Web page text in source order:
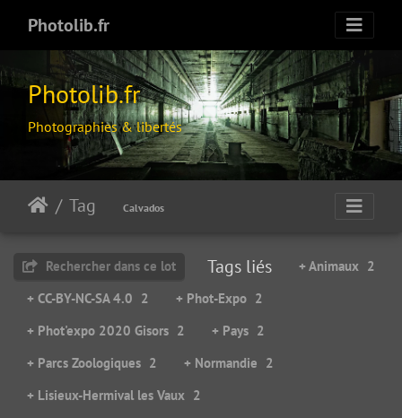
Photolib.fr
Photolib.fr
Photographies & libertés
Tag Calvados
Rechercher dans ce lot Tags liés + Animaux 2
+ CC-BY-NC-SA 4.0 2 + Phot-Expo 2
+ Phot'expo 2020 Gisors 2 + Pays 2
+ Parcs Zoologiques 2 + Normandie 2
+ Lisieux-Hermival les Vaux 2